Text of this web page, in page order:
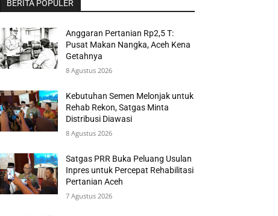
BERITA POPULER
Anggaran Pertanian Rp2,5 T:
Pusat Makan Nangka, Aceh Kena
Getahnya
8 Agustus 2026
Kebutuhan Semen Melonjak untuk
Rehab Rekon, Satgas Minta
Distribusi Diawasi
8 Agustus 2026
Satgas PRR Buka Peluang Usulan
Inpres untuk Percepat Rehabilitasi
Pertanian Aceh
7 Agustus 2026